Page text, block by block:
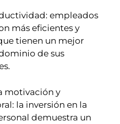
empleados
más eficientes y
tienen un mejor
de sus
motivación y
la inversión en la
demuestra un